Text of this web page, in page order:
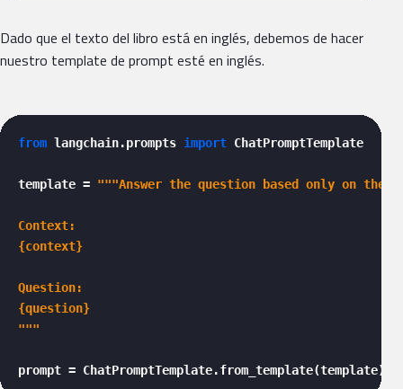
Dado que el texto del libro está en inglés, debemos de hacer
nuestro template de prompt esté en inglés.
from langchain.prompts import ChatPromptTemplate
template = """Answer the question based only on
Context:
{context}
Question:
{question}
"""
prompt = ChatPromptTemplate.from_template(template)